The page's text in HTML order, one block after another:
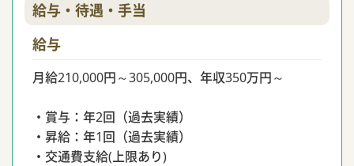
給与・待遇・手当
給与
月給210,000円～305,000円、年収350万円～
・賞与：年2回（過去実績）
・昇給：年1回（過去実績）
・交通費支給(上限あり)